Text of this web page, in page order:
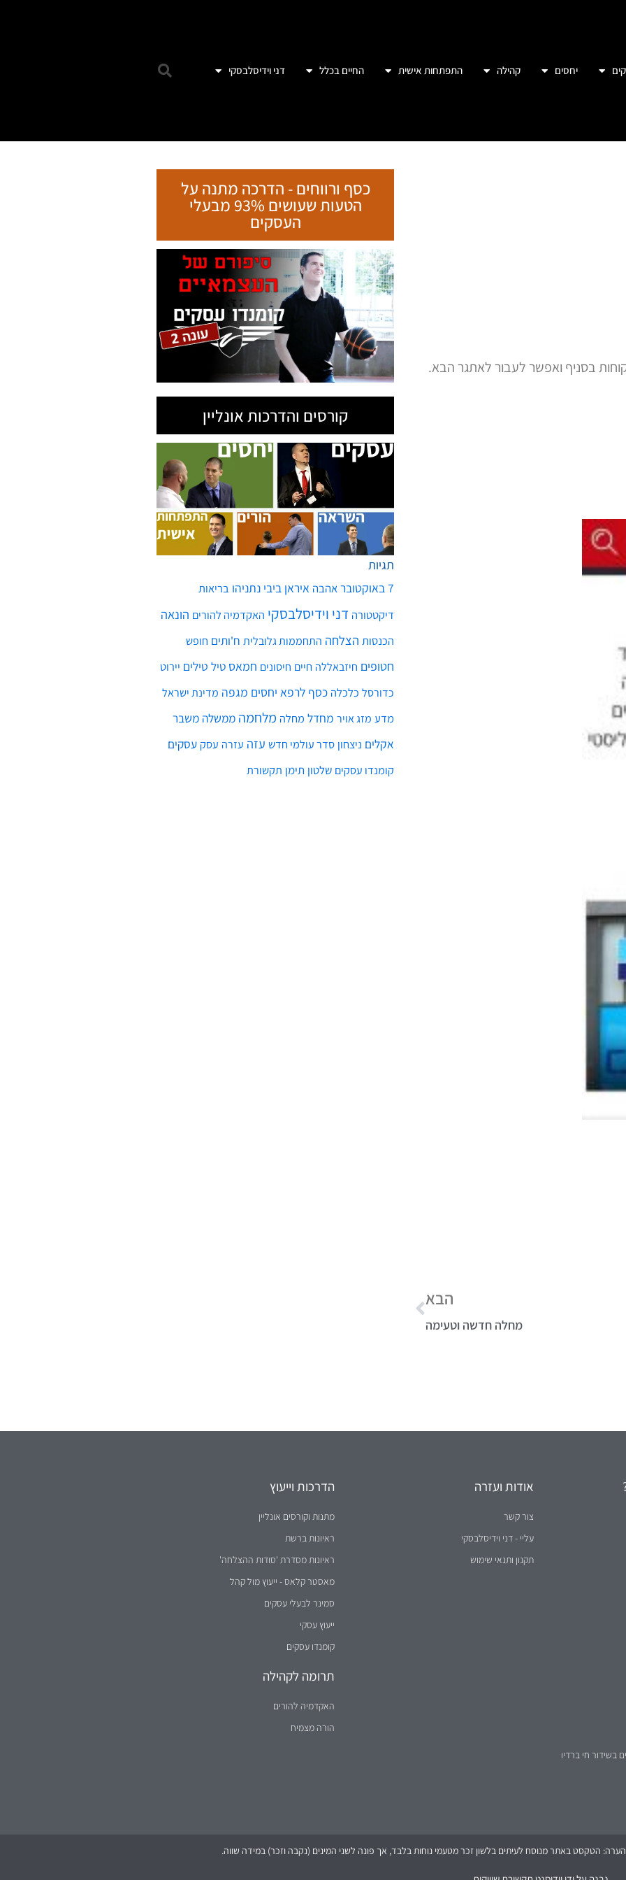
יחסים קהילה התפתחות אישית החיים בכלל דני וידיסלבסקי
בסניף ואפשר לעבור לאתגר הבא.
הבא
מחלה חדשה וטעימה
כסף ורווחים - הדרכה מתנה על
הטעות שעושים 93% מבעלי
העסקים
קורסים והדרכות אונליין
תגיות
7 באוקטובר
אהבה איראן ביבי נתניהו בריאות
דיקטטורה דני וידיסלבסקי האקדמיה להורים הונאה
הכנסות הצלחה התחממות גלובלית ח'ותים חופש
חטופים חיזבאללה חיים חיסונים חמאס טיל טילים יירוט
כדורסל כלכלה כסף לרפא יחסים מגפה מדינת ישראל
מדע מזג אויר מחדל מחלה מלחמה ממשלה משבר
אקלים ניצחון סדר עולמי חדש עזה עזרה עסק עסקים
קומנדו עסקים שלטון תימן תקשורת
בשידור חי ברדיו
אודות ועזרה
צור קשר
עליי - דני וידיסלבסקי
תקנון ותנאי שימוש
הדרכות וייעוץ
מתנות וקורסים אונליין
ראיונות ברשת
ראיונות מסדרת 'סודות ההצלחה'
מאסטר קלאס - ייעוץ מול קהל
סמינר לבעלי עסקים
ייעוץ עסקי
קומנדו עסקים
תרומה לקהילה
האקדמיה להורים
הורה מצמיח
הערה: הטקסט באתר מנוסח לעיתים בלשון זכר מטעמי נוחות בלבד, אך פונה לשני המינים (נקבה וזכר) במידה שווה.